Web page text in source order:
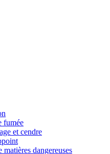
fumée
et cendre
matières dangereuses